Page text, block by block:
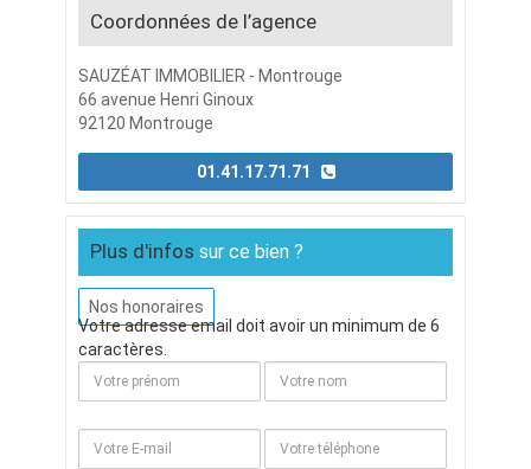
Coordonnées de l’agence
SAUZÉAT IMMOBILIER - Montrouge
66 avenue Henri Ginoux
92120 Montrouge
Plus d'infos sur ce bien ?
Nos honoraires
Votre adresse email doit avoir un minimum de 6
caractères.